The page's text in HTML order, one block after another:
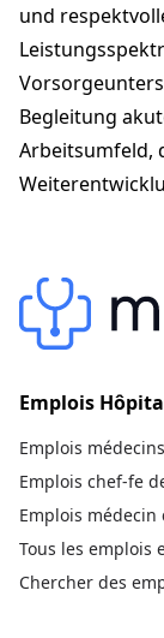
und
Begleitung
Arbeitsumfeld,
Emplois
Emplois
Emplois chef-fe
Emplois médecin
Tous les emplois
Chercher des